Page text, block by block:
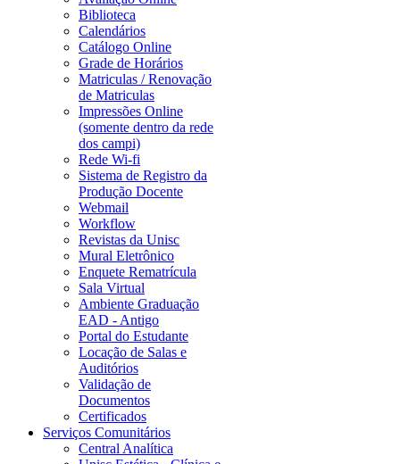
Biblioteca
Calendários
Catálogo Online
Grade de Horários
Matriculas / Renovação
de Matriculas
Impressões Online
(somente dentro da rede
dos campi)
Rede Wi-fi
Sistema de Registro da
Produção Docente
Webmail
Workflow
Revistas da Unisc
Mural Eletrônico
Enquete Rematrícula
Sala Virtual
Ambiente Graduação
EAD - Antigo
Portal do Estudante
Locação de Salas e
Auditórios
Validação de
Documentos
Certificados
Serviços Comunitários
Central Analítica